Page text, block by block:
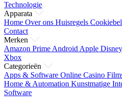
Technologie
Apparata
Home Over ons Huisregels
Contact
Merken
Amazon Prime Android Apple
Xbox
Categorieën
Apps & Software Online Casino
Home & Automation Kunstmatige
Software